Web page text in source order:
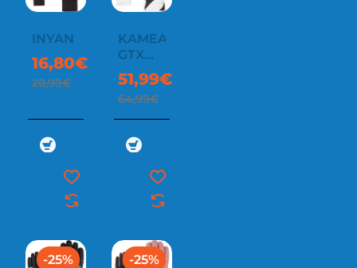
INYAN
16,80€
20,99€
KAMEA
GTX
LADY
51,99€
64,99€
-25% -25%